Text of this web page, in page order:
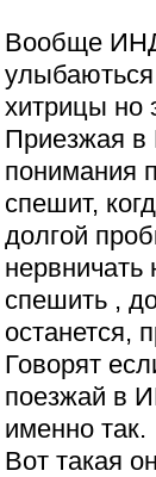
Вообще
хитрицы но
Приезжая в
понимания
спешит,
долгой
нервничать
спешить ,
останется,
Говорят
поезжай в
именно так.
Вот такая